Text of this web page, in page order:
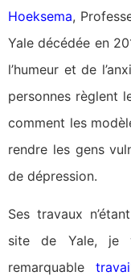
Hoeksema,
Yale décédée en
l’humeur et de
personnes règlent
comment les
rendre les gens
de dépression.
Ses travaux
site de Yale, je
remarquable